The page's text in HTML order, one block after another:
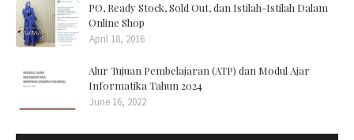
PO, Ready Stock, Sold Out, dan Istilah-Istilah Dalam
Online Shop
April 18, 2016
Alur Tujuan Pembelajaran (ATP) dan Modul Ajar
Informatika Tahun 2024
June 16, 2022